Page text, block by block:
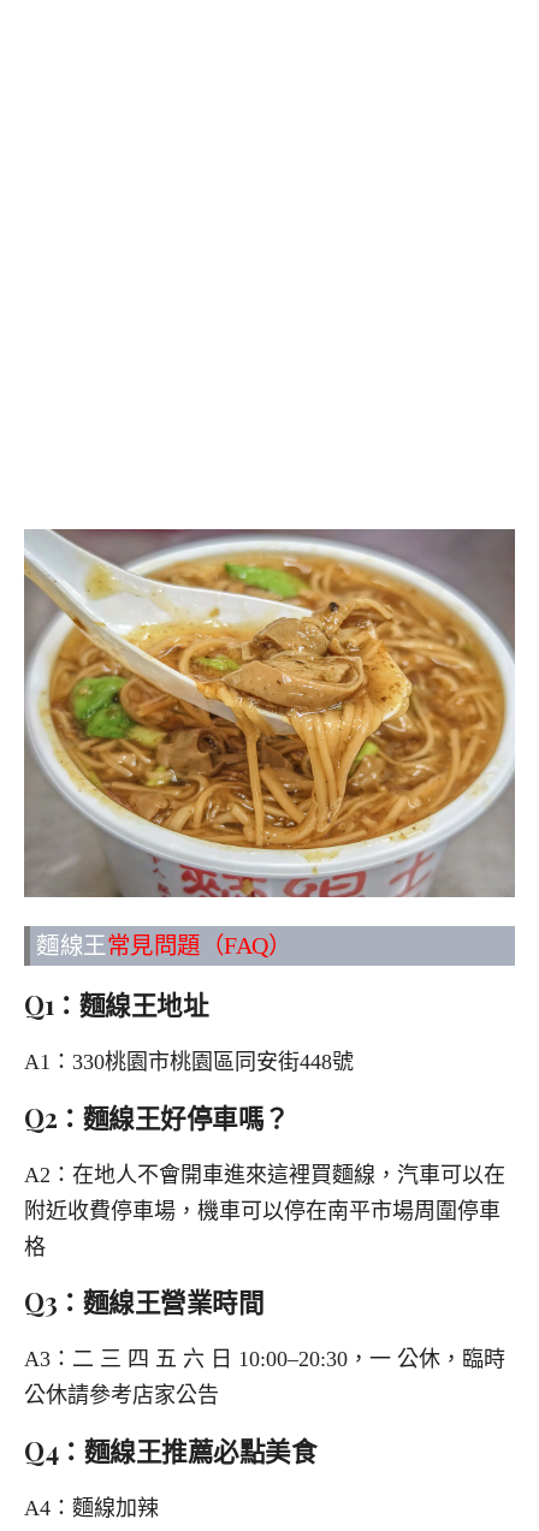
麵線王常見問題（FAQ）
Q1：麵線王地址
A1：330桃園市桃園區同安街448號
Q2：麵線王好停車嗎？
A2：在地人不會開車進來這裡買麵線，汽車可以在
附近收費停車場，機車可以停在南平市場周圍停車
格
Q3：麵線王營業時間
A3：二 三 四 五 六 日 10:00–20:30，一 公休，臨時
公休請參考店家公告
Q4：麵線王推薦必點美食
A4：麵線加辣